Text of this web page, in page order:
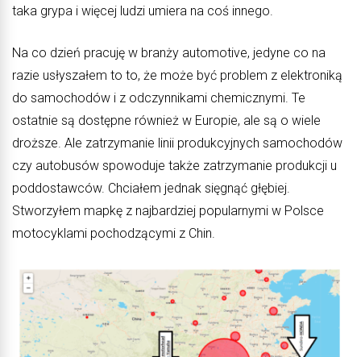
taka grypa i więcej ludzi umiera na coś innego.
Na co dzień pracuję w branży automotive, jedyne co na
razie usłyszałem to to, że może być problem z elektroniką
do samochodów i z odczynnikami chemicznymi. Te
ostatnie są dostępne również w Europie, ale są o wiele
droższe. Ale zatrzymanie linii produkcyjnych samochodów
czy autobusów spowoduje także zatrzymanie produkcji u
poddostawców. Chciałem jednak sięgnąć głębiej.
Stworzyłem mapkę z najbardziej popularnymi w Polsce
motocyklami pochodzącymi z Chin.